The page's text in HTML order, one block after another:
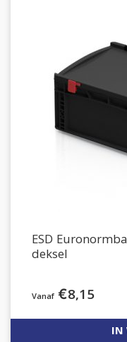
ESD
deksel
€8,15
IN